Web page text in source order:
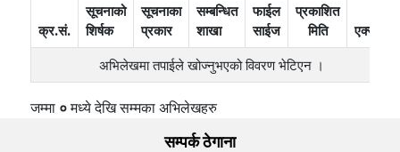
क्र.सं.
सूचनाको
शिर्षक
सूचनाका
प्रकार
सम्बन्धित
शाखा
फाईल
साईज
प्रकाशित
मिति
एक्सन
अभिलेखमा तपाईले खोज्‍नुभएको विवरण भेटिएन ।
जम्मा ०मध्येदेखिसम्मका अभिलेखहरु
सम्पर्क ठेगाना